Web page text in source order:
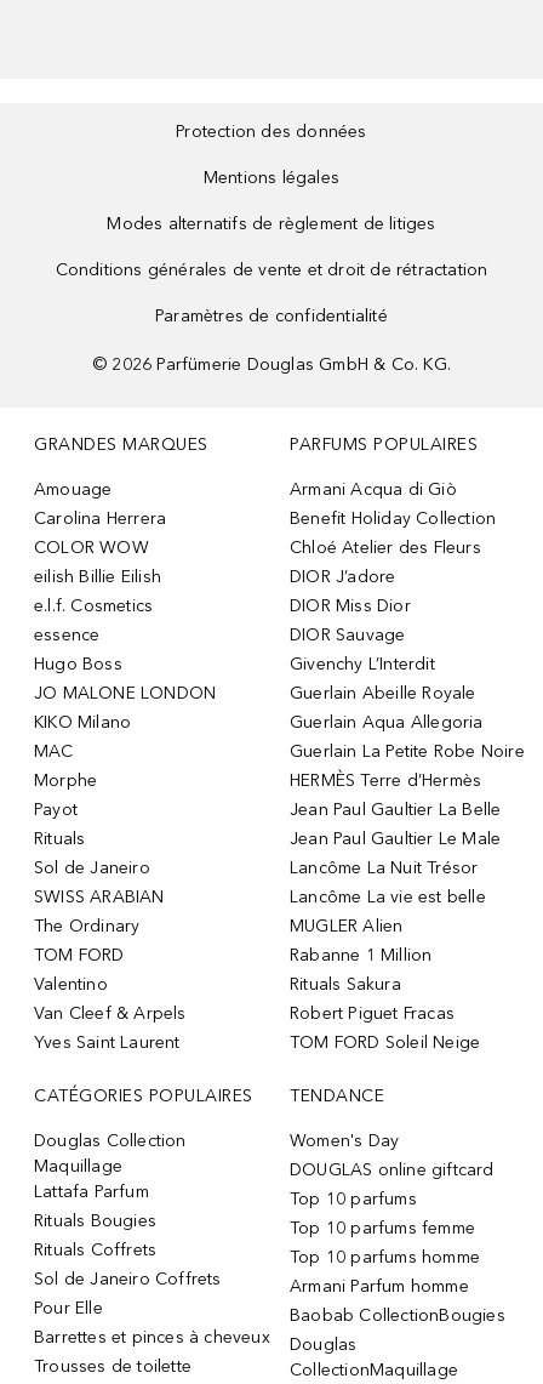
Protection des données
Mentions légales
Modes alternatifs de règlement de litiges
Conditions générales de vente et droit de rétractation
Paramètres de confidentialité
© 2026 Parfümerie Douglas GmbH & Co. KG.
GRANDES MARQUES
Amouage
Carolina Herrera
COLOR WOW
eilish Billie Eilish
e.l.f. Cosmetics
essence
Hugo Boss
JO MALONE LONDON
KIKO Milano
MAC
Morphe
Payot
Rituals
Sol de Janeiro
SWISS ARABIAN
The Ordinary
TOM FORD
Valentino
Van Cleef & Arpels
Yves Saint Laurent
PARFUMS POPULAIRES
Armani Acqua di Giò
Benefit Holiday Collection
Chloé Atelier des Fleurs
DIOR J’adore
DIOR Miss Dior
DIOR Sauvage
Givenchy L’Interdit
Guerlain Abeille Royale
Guerlain Aqua Allegoria
Guerlain La Petite Robe Noire
HERMÈS Terre d’Hermès
Jean Paul Gaultier La Belle
Jean Paul Gaultier Le Male
Lancôme La Nuit Trésor
Lancôme La vie est belle
MUGLER Alien
Rabanne 1 Million
Rituals Sakura
Robert Piguet Fracas
TOM FORD Soleil Neige
CATÉGORIES POPULAIRES
Douglas Collection
Maquillage
Lattafa Parfum
Rituals Bougies
Rituals Coffrets
Sol de Janeiro Coffrets
Pour Elle
Barrettes et pinces à cheveux
Trousses de toilette
TENDANCE
Women's Day
DOUGLAS online giftcard
Top 10 parfums
Top 10 parfums femme
Top 10 parfums homme
Armani Parfum homme
Baobab CollectionBougies
Douglas
CollectionMaquillage